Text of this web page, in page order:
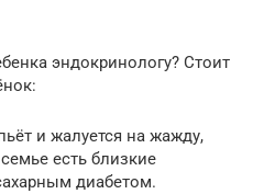
эндокринологу? Стоит
и жалуется на жажду,
есть близкие
диабетом.